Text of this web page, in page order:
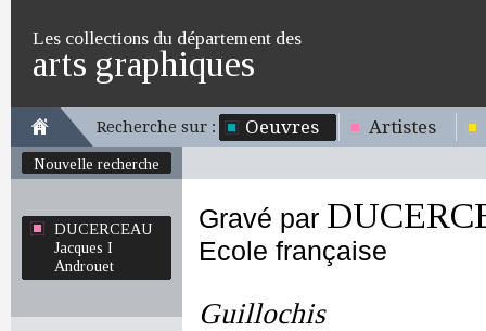
Les collections du département des
arts graphiques
Recherche sur : Oeuvres Artistes
Nouvelle recherche
DUCERCEAU
Jacques I
Androuet
Gravé par
Ecole française
Guillochis